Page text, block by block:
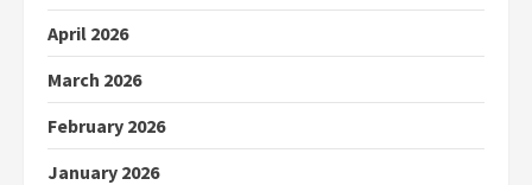
April 2026
March 2026
February 2026
January 2026